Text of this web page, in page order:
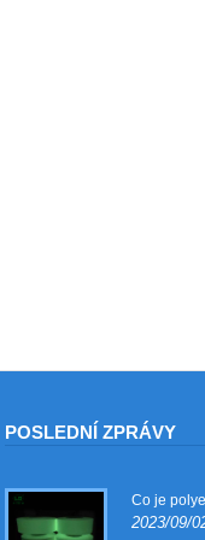
POSLEDNÍ ZPRÁVY
Co je
2023/09/